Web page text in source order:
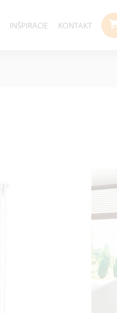
INŠPIRÁCIE KONTAKT